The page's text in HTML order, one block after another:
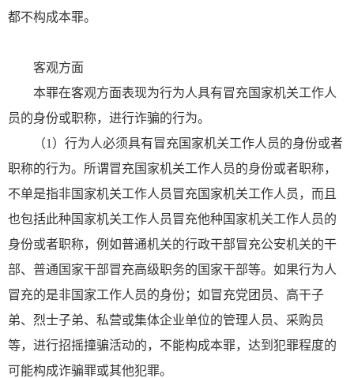
都不构成本罪。
客观方面
本罪在客观方面表现为行为人具有冒充国家机关工作人
员的身份或职称，进行诈骗的行为。
（1）行为人必须具有冒充国家机关工作人员的身份或者
职称的行为。所谓冒充国家机关工作人员的身份或者职称，
不单是指非国家机关工作人员冒充国家机关工作人员，而且
也包括此种国家机关工作人员冒充他种国家机关工作人员的
身份或者职称，例如普通机关的行政干部冒充公安机关的干
部、普通国家干部冒充高级职务的国家干部等。如果行为人
冒充的是非国家工作人员的身份；如冒充党团员、高干子
弟、烈士子弟、私营或集体企业单位的管理人员、采购员
等，进行招摇撞骗活动的，不能构成本罪，达到犯罪程度的
可能构成诈骗罪或其他犯罪。